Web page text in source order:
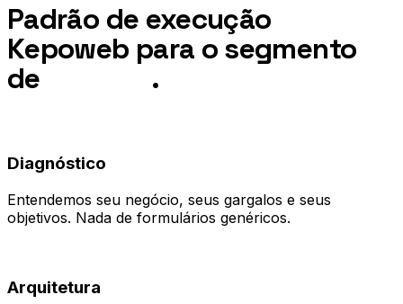
Padrão de execução
Kepoweb para o segmento
de
.
Diagnóstico
Entendemos seu negócio, seus gargalos e seus
objetivos. Nada de formulários genéricos.
Arquitetura